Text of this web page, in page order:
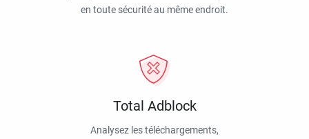
en toute sécurité au même endroit.
Total Adblock
Analysez les téléchargements,